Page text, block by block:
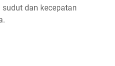
dan kecepatan